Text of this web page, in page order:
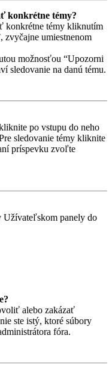
konkrétne témy?
konkrétne témy kliknutím
zvyčajne umiestnenom
možnosťou “Upozorni
sledovanie na danú tému.
po vstupu do neho
sledovanie témy kliknite
príspevku zvoľte
Užívateľskom panely do
alebo zakázať
ste istý, ktoré súbory
fóra.